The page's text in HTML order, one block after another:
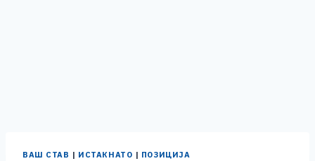
ВАШ СТАВ | ИСТАКНАТО | ПОЗИЦИЈА